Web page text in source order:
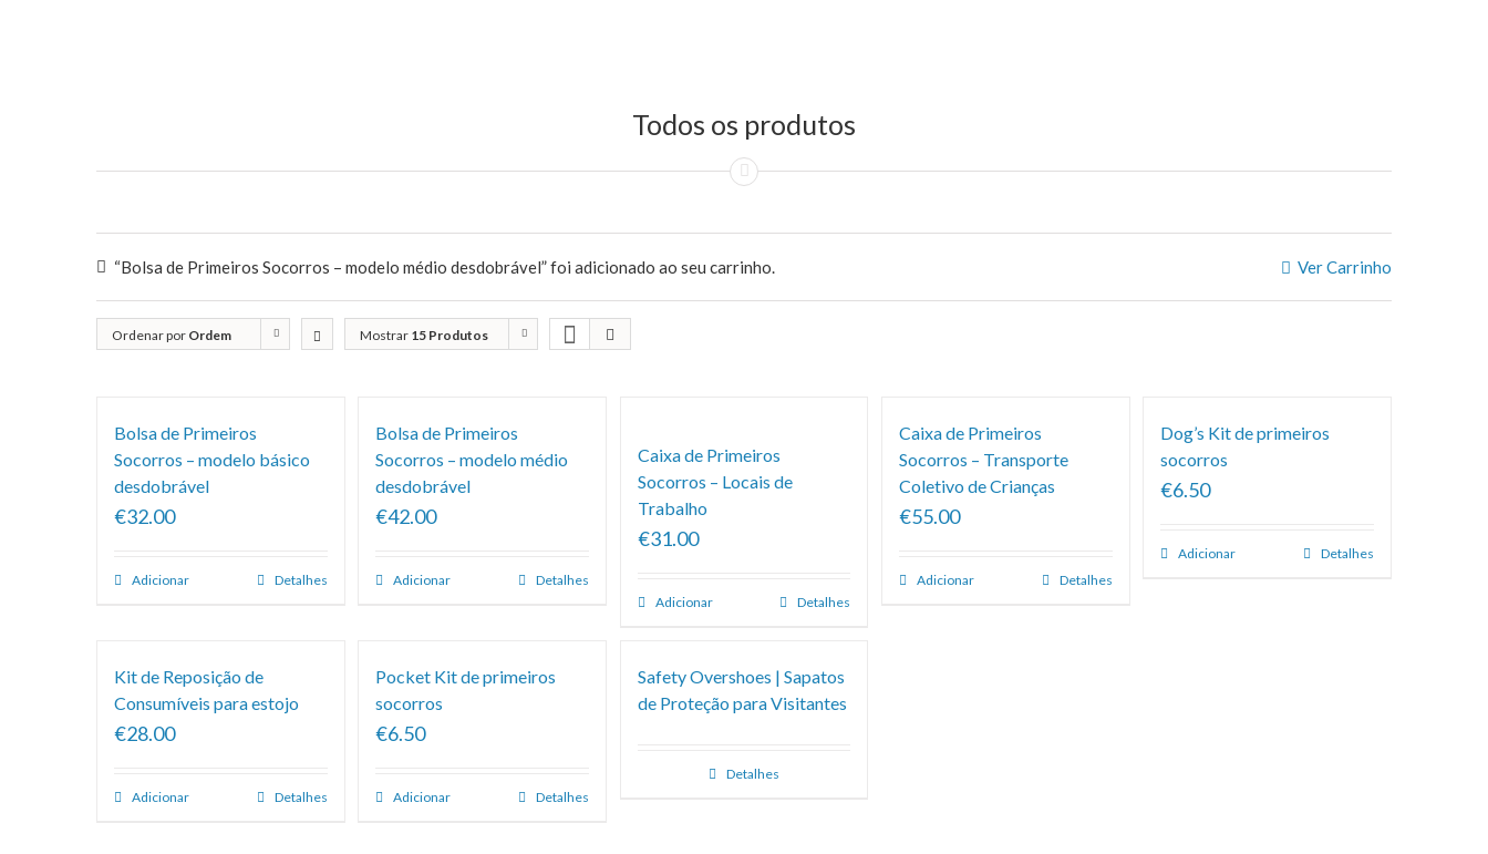
Todos os produtos
Ver Carrinho
“Bolsa de Primeiros Socorros – modelo médio desdobrável” foi adicionado ao seu carrinho.
Ordenar por Ordem
Mostrar 15 Produtos
Bolsa de Primeiros
Socorros – modelo básico
desdobrável
€32.00
Adicionar Detalhes
Bolsa de Primeiros
Socorros – modelo médio
desdobrável
€42.00
Adicionar Detalhes
Caixa de Primeiros
Socorros – Locais de
Trabalho
€31.00
Adicionar Detalhes
Caixa de Primeiros
Socorros – Transporte
Coletivo de Crianças
€55.00
Adicionar Detalhes
Dog’s Kit de primeiros
socorros
€6.50
Adicionar Detalhes
Kit de Reposição de
Consumíveis para estojo
€28.00
Adicionar Detalhes
Pocket Kit de primeiros
socorros
€6.50
Adicionar Detalhes
Safety Overshoes | Sapatos
de Proteção para Visitantes
Detalhes